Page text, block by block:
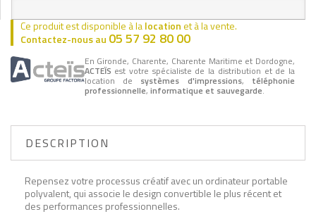
Ce produit est disponible à lalocationet à la vente.
Contactez-nous au 05 57 92 80 00
En Gironde, Charente, Charente Maritime et Dordogne,
ACTEÏS est votre spécialiste de la distribution et de la
location de systèmes d'impressions, téléphonie
professionnelle, informatique et sauvegarde.
DESCRIPTION
Repensez votre processus créatif avec un ordinateur portable
polyvalent, qui associe le design convertible le plus récent et
des performances professionnelles.